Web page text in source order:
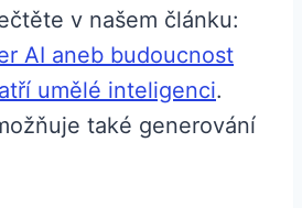
v našem článku:
AI aneb budoucnost
umělé inteligenci.
také generování